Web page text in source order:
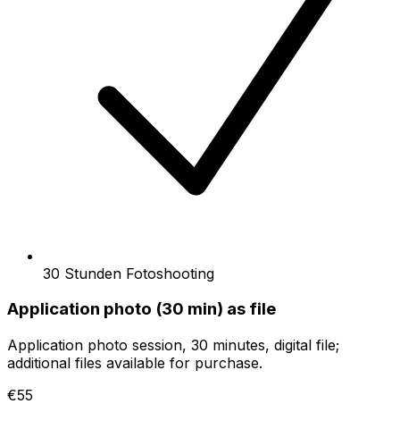
30 Stunden Fotoshooting
Application photo (30 min) as file
Application photo session, 30 minutes, digital file;
additional files available for purchase.
€55